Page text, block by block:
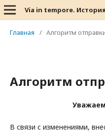
Via in tempore.
Главная / Алгоритм
Алгоритм
В связи с изменениями,